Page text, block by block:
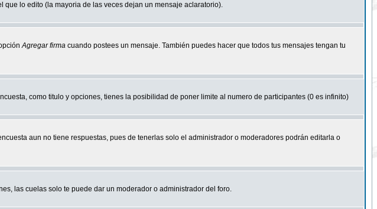
lo edito (la mayoria de las veces dejan un mensaje aclaratorio).
Agregar firma cuando postees un mensaje. También puedes hacer que todos tus mensajes tengan tu
como titulo y opciones, tienes la posibilidad de poner limite al numero de participantes (0 es infinito)
aun no tiene respuestas, pues de tenerlas solo el administrador o moderadores podrán editarla o
las cuelas solo te puede dar un moderador o administrador del foro.